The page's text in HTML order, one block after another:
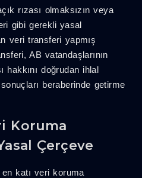
rızası olmaksızın veya
gibi gerekli yasal
veri transferi yapmış
AB vatandaşlarının
hakkını doğrudan ihlal
beraberinde getirme
Koruma
Çerçeve
katı veri koruma